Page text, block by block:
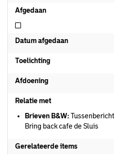
Afgedaan
Niet afgedaan
Datum afgedaan
Toelichting
Afdoening
Relatie met
Brieven B&W:
Bring back cafe de Sluis
Gerelateerde items